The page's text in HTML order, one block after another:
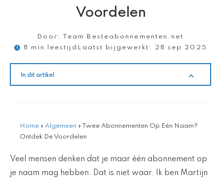
Voordelen
Door:
Team Besteabonnementen.net
8 min leestijd Laatst bijgewerkt: 28 sep 2025
In dit artikel
Home » Algemeen »
Twee Abonnementen Op Eén Naam?
Ontdek De Voordelen
Veel mensen denken dat je maar één abonnement op
je naam mag hebben. Dat is niet waar. Ik ben Martijn